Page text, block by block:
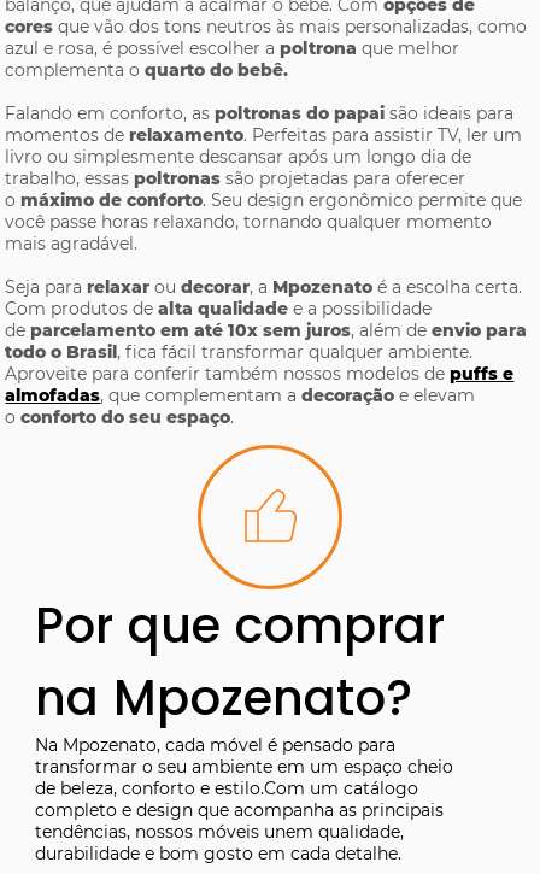
balanço, que ajudam a acalmar o bebê. Comopções de
cores que vão dos tons neutros às mais personalizadas, como
azul e rosa, é possível escolher a poltronaque melhor
complementa oquarto do bebê.
Falando em conforto, aspoltronas do papaisão ideais para
momentos derelaxamento. Perfeitas para assistir TV, ler um
livro ou simplesmente descansar após um longo dia de
trabalho, essaspoltronas são projetadas para oferecer
omáximo de conforto. Seu design ergonômico permite que
você passe horas relaxando, tornando qualquer momento
mais agradável.
Seja para relaxarou decorar, a Mpozenatoé a escolha certa.
Com produtos dealta qualidade e a possibilidade
deparcelamento em até 10x sem juros, além de envio para
todo o Brasil, fica fácil transformar qualquer ambiente.
Aproveite para conferir também nossos modelos depuffs e
almofadas, que complementam adecoração e elevam
oconforto do seu espaço.
Por que comprar
na Mpozenato?
Na Mpozenato, cada móvel é pensado para
transformar o seu ambiente em um espaço cheio
de beleza, conforto e estilo.Com um catálogo
completo e design que acompanha as principais
tendências, nossos móveis unem qualidade,
durabilidade e bom gosto em cada detalhe.